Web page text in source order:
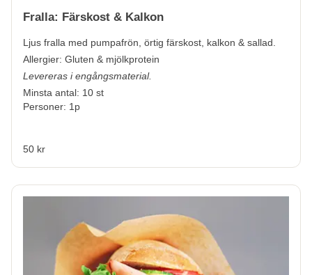
Fralla: Färskost & Kalkon
Ljus fralla med pumpafrön, örtig färskost, kalkon & sallad.
Allergier: Gluten & mjölkprotein
Levereras i engångsmaterial.
Minsta antal: 10 st
Personer: 1p
50 kr